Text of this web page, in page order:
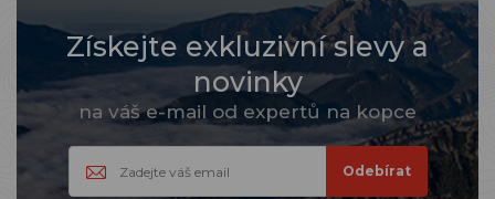
Získejte exkluzivní slevy a
novinky
na váš e-mail od expertů na kopce